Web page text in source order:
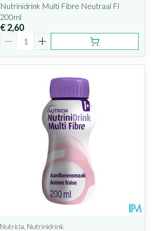
Nutrinidrink Multi Fibre Neutraal Fl
200ml
€ 2,60
Nutricia, Nutrinidrink